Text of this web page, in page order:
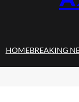
HOMEBREAKING